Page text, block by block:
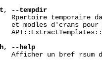
,
--tempdir
Rpertoire temporaire
et modles d'crans
,
--help
Afficher un bref rsum